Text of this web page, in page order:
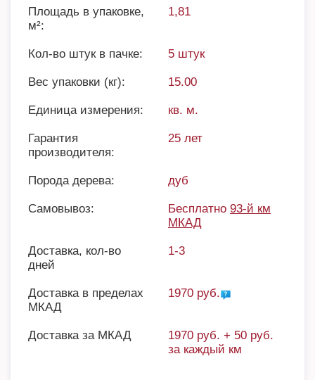
Площадь в упаковке,
м²:
1,81
Кол-во штук в пачке: 5 штук
Вес упаковки (кг): 15.00
Единица измерения: кв. м.
Гарантия
производителя:
25 лет
Порода дерева: дуб
Самовывоз: Бесплатно 93-й км
МКАД
Доставка, кол-во
дней
1-3
Доставка в пределах
МКАД
1970 руб.
Доставка за МКАД
1970 руб. + 50 руб.
за каждый км